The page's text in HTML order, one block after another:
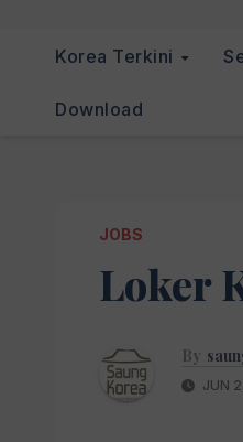
Korea Terkini
Download
JOBS
Loker
By
JUN